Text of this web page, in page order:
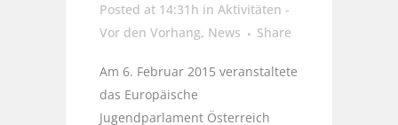
Posted at 14:31h in Aktivitäten -
Vor den Vorhang, News Share
Am 6. Februar 2015 veranstaltete
das Europäische
Jugendparlament Österreich